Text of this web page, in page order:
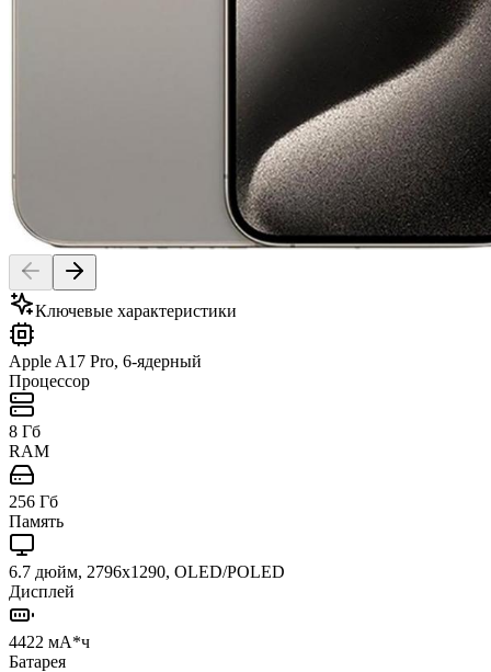
Ключевые характеристики
Apple A17 Pro, 6-ядерный
Процессор
8 Гб
RAM
256 Гб
Память
6.7 дюйм, 2796x1290, OLED/POLED
Дисплей
4422 мА*ч
Батарея